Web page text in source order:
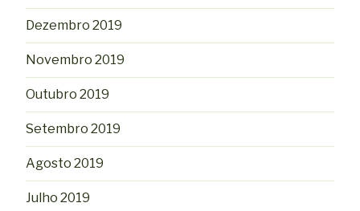
Dezembro 2019
Novembro 2019
Outubro 2019
Setembro 2019
Agosto 2019
Julho 2019